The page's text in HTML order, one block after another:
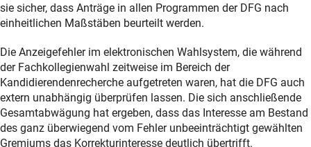
sie sicher, dass Anträge in allen Programmen der DFG nach
einheitlichen Maßstäben beurteilt werden.
Die Anzeigefehler im elektronischen Wahlsystem, die während
der Fachkollegienwahl zeitweise im Bereich der
Kandidierendenrecherche aufgetreten waren, hat die DFG auch
extern unabhängig überprüfen lassen. Die sich anschließende
Gesamtabwägung hat ergeben, dass das Interesse am Bestand
des ganz überwiegend vom Fehler unbeeinträchtigt gewählten
Gremiums das Korrekturinteresse deutlich übertrifft.